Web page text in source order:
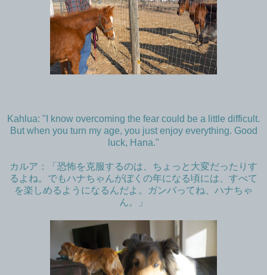
Kahlua: "I know overcoming the fear could be a little difficult.
But when you turn my age, you just enjoy everything. Good
luck, Hana."
カルア：「恐怖を克服するのは、ちょっと大変だったりす
るよね。でもハナちゃんがぼくの年になる頃には、すべて
を楽しめるようになるんだよ。ガンバってね、ハナちゃ
ん。」